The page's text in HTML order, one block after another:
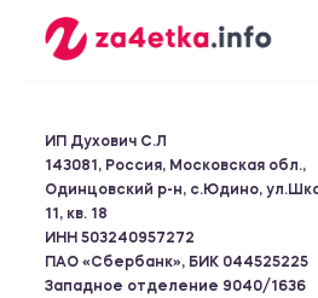
ИП Духович С.Л
143081, Россия, Московская обл.,
Одинцовский р-н, с.Юдино,
11, кв. 18
ИНН 503240957272
ПАО «Сбербанк», БИК 044525225
Западное отделение 9040/1636